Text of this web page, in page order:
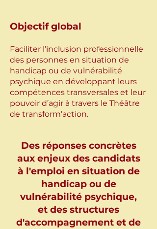
Objectif global
Faciliter l’inclusion professionnelle
des personnes en situation de
handicap ou de vulnérabilité
psychique en développant leurs
compétences transversales et leur
pouvoir d’agir à travers le Théâtre
de transform’action.
Des réponses concrètes
aux enjeux des candidats
à l'emploi en situation de
handicap ou de
vulnérabilité psychique,
et des structures
d'accompagnement et de